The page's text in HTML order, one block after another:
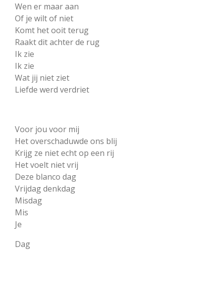
Wen er maar aan
Of je wilt of niet
Komt het ooit terug
Raakt dit achter de rug
Ik zie
Ik zie
Wat jij niet ziet
Liefde werd verdriet
Voor jou voor mij
Het overschaduwde ons blij
Krijg ze niet echt op een rij
Het voelt niet vrij
Deze blanco dag
Vrijdag denkdag
Misdag
Mis
Je
Dag